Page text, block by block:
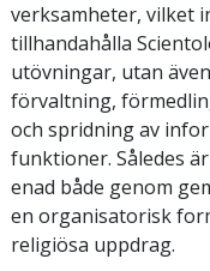
verksamheter, vilket
tillhandahålla
utövningar, utan
förvaltning,
och spridning av
funktioner. Således
enad både genom
en organisatorisk
religiösa uppdrag.